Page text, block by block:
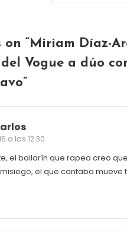
“Miriam Díaz-
Vogue a dúo
”
a las 12:30
el bailarín que rapea creo
el que cantaba mueve